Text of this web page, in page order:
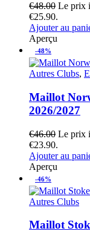
€48.00 Le prix
€25.90.
Ajouter au
Aperçu
-48%
Autres Clubs,
Maillot
2026/2027
€46.00 Le prix
€23.90.
Ajouter au
Aperçu
-46%
Autres Clubs
Maillot